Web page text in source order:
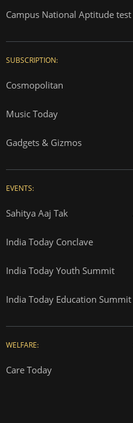
Campus National Aptitude test
SUBSCRIPTION:
Cosmopolitan
Music Today
Gadgets & Gizmos
EVENTS:
Sahitya Aaj Tak
India Today Conclave
India Today Youth Summit
India Today Education Summit
WELFARE:
Care Today